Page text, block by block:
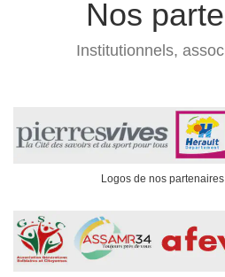
Nos
Institutionnels,
Logos de nos